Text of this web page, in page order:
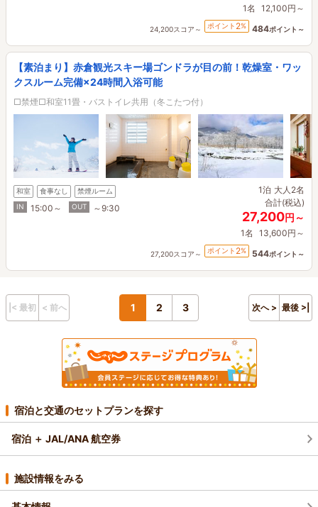
1名 12,100円～
24,200スコア～ ポイント 2% 484ポイント～
【素泊まり】赤倉観光スキー場ゴンドラが目の前！乾燥室・ワッ
クスルーム完備×24時間入浴可能
□禁煙□和室11畳・バストイレ共用（冬こたつ付）
和室 食事なし
禁煙ルーム
IN
15:00～ OUT ～9:30
1泊 大人2名
合計(税込)
27,200円～
1名 13,600円～
27,200スコア～ ポイント 2% 544ポイント～
|< 最初 < 前へ 1 2 3 次へ > 最後 >|
宿泊と交通のセットプランを探す
宿泊 ＋ JAL/ANA 航空券
施設情報をみる